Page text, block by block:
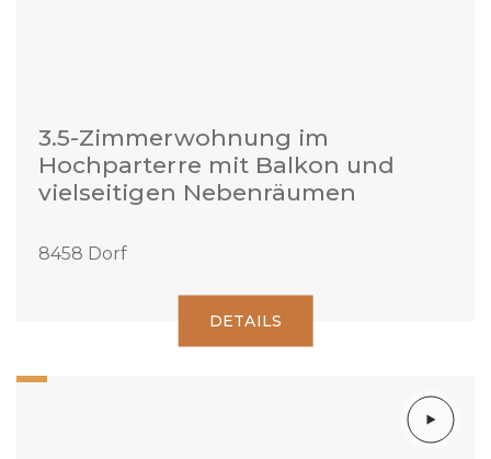
3.5-Zimmerwohnung im
Hochparterre mit Balkon und
vielseitigen Nebenräumen
8458 Dorf
DETAILS